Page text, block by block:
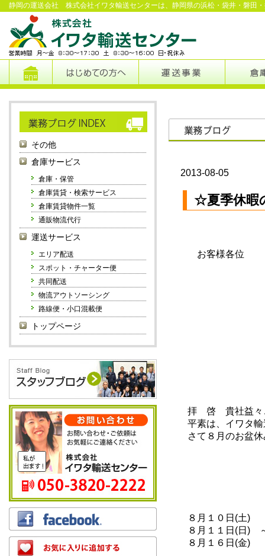
静岡の運送会社 株式会社イワタ輸送センターは、静岡県の浜松・袋井・磐田
その他
倉庫サービス
倉庫・保管
倉庫賃貸・検索サービス
倉庫賃貸物件一覧
通販物流代行
運送サービス
エリア配送
スポット・チャーター便
共同配送
物流アウトソーシング
路線便・小口混載便
トップページ
2013-08-05
☆夏季休暇
お客様各位
拝 啓 貴社益々ご
平素は、イワタ輸
さて８月のお盆休
８月１０日(土)
８月１１日(日)
８月１６日(金) 土